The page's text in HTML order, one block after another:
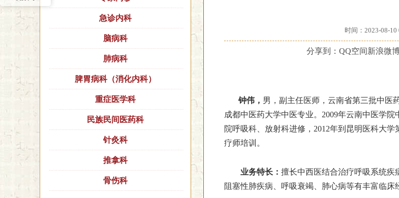
急诊内科
脑病科
肺病科
脾胃病科（消化内科）
重症医学科
民族民间医药科
针灸科
推拿科
骨伤科
时间：2023-08-10
分享到： QQ空间新浪微
钟伟， 男，副主任医师，云南省第三批中医
成都中医药大学中医专业。2009年云南中医学
院呼吸科、放射科进修，2012年到昆明医科大
疗师培训。
业务特长： 擅长中西医结合治疗呼吸系统疾
阻塞性肺疾病、呼吸衰竭、肺心病等有丰富临床